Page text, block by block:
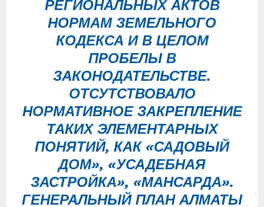
РЕГИОНАЛЬНЫХ АКТОВ
НОРМАМ ЗЕМЕЛЬНОГО
КОДЕКСА И В ЦЕЛОМ
ПРОБЕЛЫ В
ЗАКОНОДАТЕЛЬСТВЕ.
ОТСУТСТВОВАЛО
НОРМАТИВНОЕ ЗАКРЕПЛЕНИЕ
ТАКИХ ЭЛЕМЕНТАРНЫХ
ПОНЯТИЙ, КАК «САДОВЫЙ
ДОМ», «УСАДЕБНАЯ
ЗАСТРОЙКА», «МАНСАРДА».
ГЕНЕРАЛЬНЫЙ ПЛАН АЛМАТЫ